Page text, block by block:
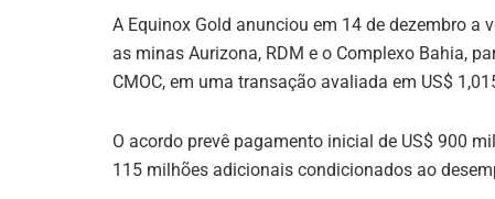
p
o
k
A Equinox Gold anunciou em 14 de dezembro a
as minas Aurizona, RDM e o Complexo Bahia,
CMOC, em uma transação avaliada em US$
O acordo prevê pagamento inicial de US$ 900
115 milhões adicionais condicionados ao